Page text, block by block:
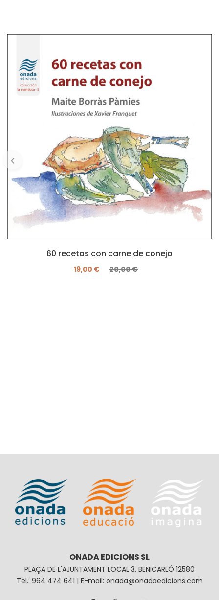
60 recetas con carne de conejo
19,00 € 20,00 €
ONADA EDICIONS SL
PLAÇA DE L'AJUNTAMENT LOCAL 3, BENICARLÓ 12580
Tel.: 964 474 641 | E-mail: onada@onadaedicions.com